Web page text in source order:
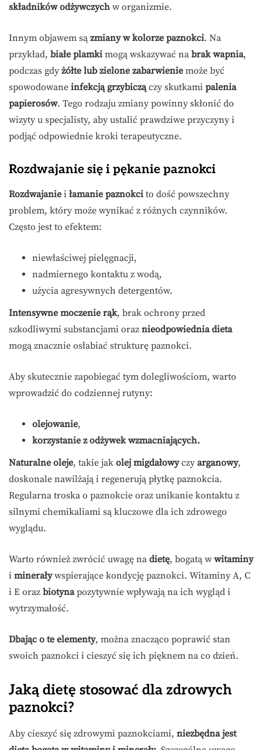
składników odżywczych w organizmie.
Innym objawem są zmiany w kolorze paznokci. Na
przykład, białe plamki mogą wskazywać na brak wapnia,
podczas gdy żółte lub zielone zabarwienie może być
spowodowane infekcją grzybiczączy skutkami palenia
papierosów. Tego rodzaju zmiany powinny skłonić do
wizyty u specjalisty, aby ustalić prawdziwe przyczyny i
podjąć odpowiednie kroki terapeutyczne.
Rozdwajanie się i pękanie paznokci
Rozdwajanie i łamanie paznokci to dość powszechny
problem, który może wynikać z różnych czynników.
Często jest to efektem:
niewłaściwej pielęgnacji,
nadmiernego kontaktu z wodą,
użycia agresywnych detergentów.
Intensywne moczenie rąk, brak ochrony przed
szkodliwymi substancjami oraz nieodpowiednia dieta
mogą znacznie osłabiać strukturę paznokci.
Aby skutecznie zapobiegać tym dolegliwościom, warto
wprowadzić do codziennej rutyny:
olejowanie,
korzystanie z odżywek wzmacniających.
Naturalne oleje, takie jak olej migdałowyczy arganowy,
doskonale nawilżają i regenerują płytkę paznokcia.
Regularna troska o paznokcie oraz unikanie kontaktu z
silnymi chemikaliami są kluczowe dla ich zdrowego
wyglądu.
Warto również zwrócić uwagę na dietę, bogatą w witaminy
i mineraływspierające kondycję paznokci. Witaminy A, C
i E oraz biotynapozytywnie wpływają na ich wygląd i
wytrzymałość.
Dbając o te elementy, można znacząco poprawić stan
swoich paznokci i cieszyć się ich pięknem na co dzień.
Jaką dietę stosować dla zdrowych
paznokci?
Aby cieszyć się zdrowymi paznokciami, niezbędna jest